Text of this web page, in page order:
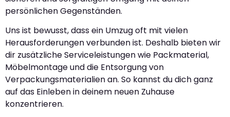
persönlichen Gegenständen.
Uns ist bewusst, dass ein Umzug oft mit vielen
Herausforderungen verbunden ist. Deshalb bieten wir
dir zusätzliche Serviceleistungen wie Packmaterial,
Möbelmontage und die Entsorgung von
Verpackungsmaterialien an. So kannst du dich ganz
auf das Einleben in deinem neuen Zuhause
konzentrieren.